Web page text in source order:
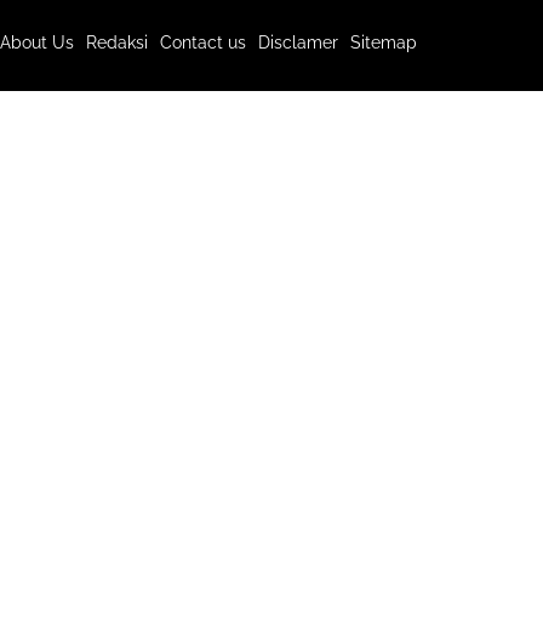
About Us Redaksi Contact us Disclamer Sitemap